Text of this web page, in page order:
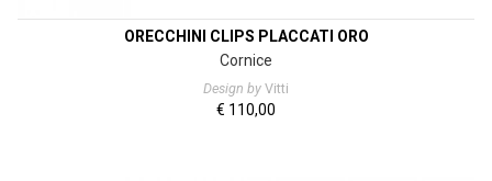
ORECCHINI CLIPS PLACCATI ORO
Cornice
Design by Vitti
€ 110,00